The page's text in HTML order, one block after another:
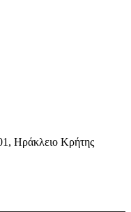
, Ηράκλειο Κρήτης